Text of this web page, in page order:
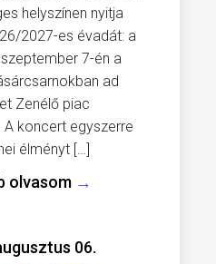
helyszínen nyitja
2027-es évadát: a
7-én a
ad
Zenélő piac
A koncert egyszerre
élményt […]
olvasom →
06.